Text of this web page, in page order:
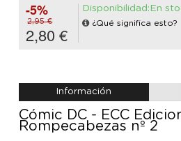
-5%
2,95 €
2,80 €
Disponibilidad:En
¿Qué significa esto?
Información
Cómic DC - ECC
Rompecabezas nº 2